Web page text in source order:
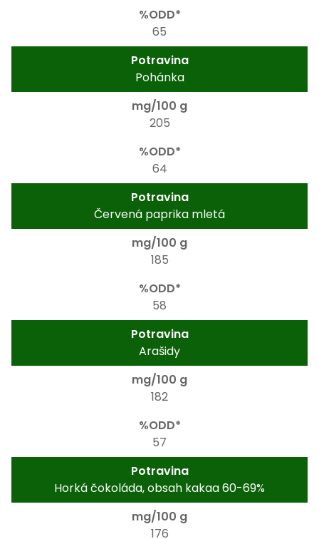
65
Pohánka
205
64
Červená paprika mletá
185
58
Arašidy
182
57
Horká čokoláda, obsah kakaa 60-69%
176